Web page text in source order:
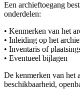
Een archieftoegang
onderdelen:
• Kenmerken van het
• Inleiding op het
• Inventaris of
• Eventueel bijlagen
De kenmerken van het
beschikbaarheid,